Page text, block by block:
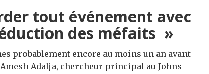
tout événement avec
des méfaits »
probablement encore au moins un an avant
Adalja, chercheur principal au Johns